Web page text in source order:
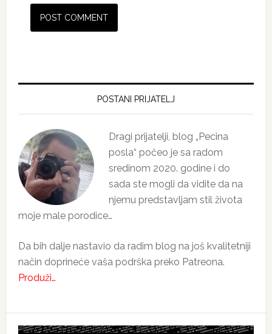
Primary
POSTANI PRIJATELJ
Dragi prijatelji, blog „Pecina
posla“ počeo je sa radom
sredinom 2020. godine i do
sada ste mogli da vidite da na
njemu predstavljam stil života
moje male porodice…
Da bih dalje nastavio da radim blog na još kvalitetniji
način doprineće vaša podrška preko Patreona.
Produži…